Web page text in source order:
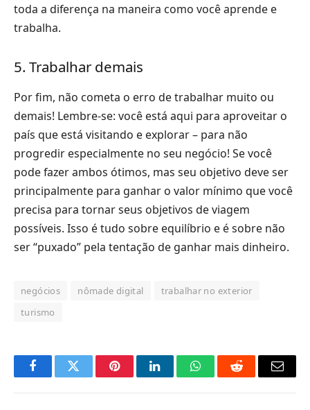
toda a diferença na maneira como você aprende e
trabalha.
5. Trabalhar demais
Por fim, não cometa o erro de trabalhar muito ou
demais! Lembre-se: você está aqui para aproveitar o
país que está visitando e explorar – para não
progredir especialmente no seu negócio! Se você
pode fazer ambos ótimos, mas seu objetivo deve ser
principalmente para ganhar o valor mínimo que você
precisa para tornar seus objetivos de viagem
possíveis. Isso é tudo sobre equilíbrio e é sobre não
ser “puxado” pela tentação de ganhar mais dinheiro.
negócios nômade digital
trabalhar no exterior
turismo
FacebookTwitter PinterestLinkedInO
Reddit
E-